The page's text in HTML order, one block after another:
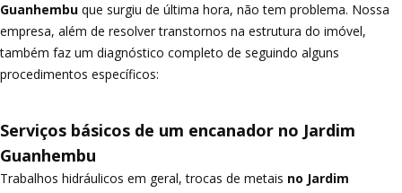
Guanhembu que surgiu de última hora, não tem problema. Nossa
empresa, além de resolver transtornos na estrutura do imóvel,
também faz um diagnóstico completo de seguindo alguns
procedimentos específicos:
Serviços básicos de um encanador no Jardim
Guanhembu
Trabalhos hidráulicos em geral, trocas de metais no Jardim